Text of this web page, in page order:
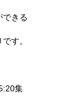
できる
す。
集